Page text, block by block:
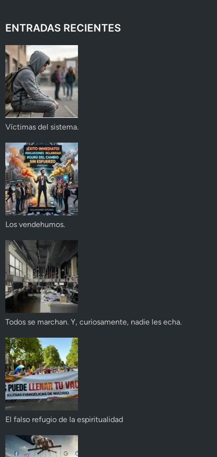
ENTRADAS RECIENTES
Víctimas del sistema.
Los vendehumos.
Todos se marchan. Y, curiosamente, nadie les echa.
El falso refugio de la espiritualidad